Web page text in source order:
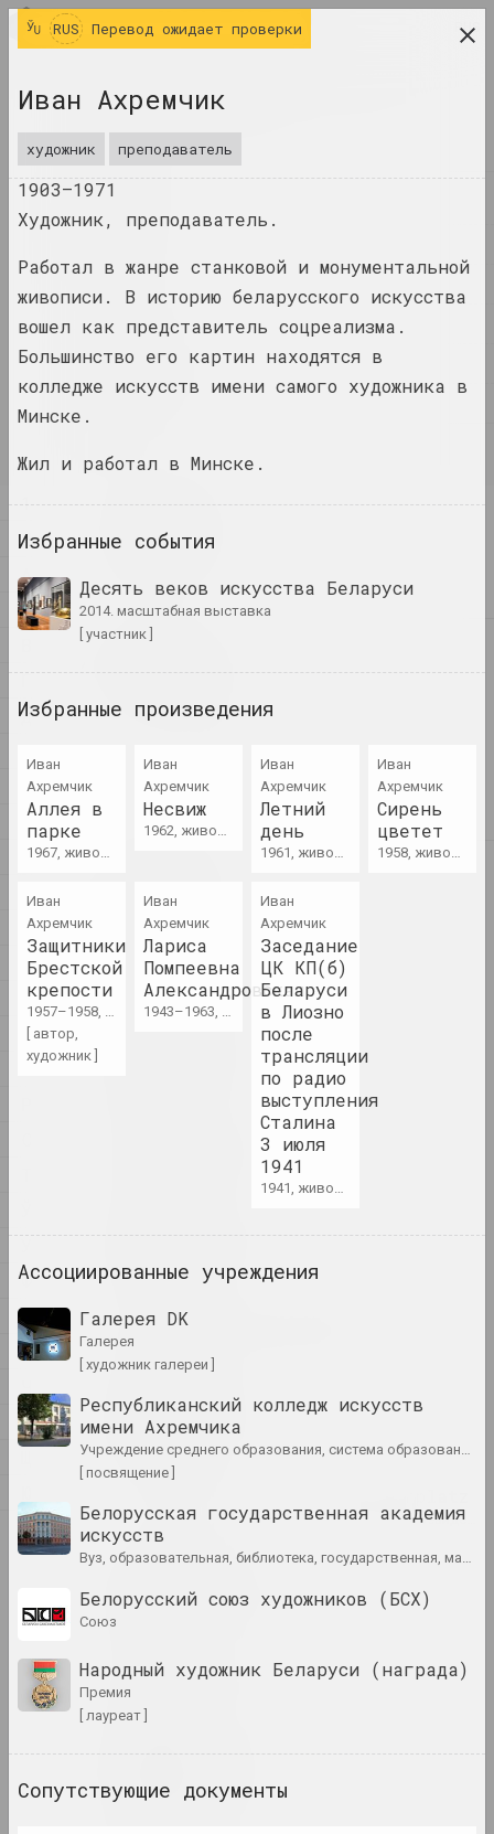
современного искусства
ЖУРНАЛ
ИНДЕКС
СОБЫТИЯ
ПРОИЗВЕДЕНИЯ
ИНФО
RUS
1
4
А
Б
Г
Д
Ж
З
И
К
Л
М
Н
О
Ф
Х
Ц
Ш
Я
1 дуэт
4
А.Р.Ч.
художник, писатель, музыкант
A&V Art Gallery
Виктор Аберамок
Тихон Абрамов
Заир Азгур
художник
исследовательская институция,
выставочная площадка, галерея
Роман Аксёнов
Владимир Акулов
художник
RUS Перевод ожидает проверки
Иван Ахремчик
художник преподаватель
1903–1971
Художник, преподаватель.
Работал в жанре станковой и монументальной
живописи. В историю беларусского искусства
вошел как представитель соцреализма.
Большинство его картин находятся в
колледже искусств имени самого художника в
Минске.
Жил и работал в Минске.
Избранные события
Десять веков искусства Беларуси
2014. масштабная выставка
[ участник ]
Избранные произведения
Иван
Ахремчик
Аллея в
парке
1967, живопись
Иван
Ахремчик
Несвиж
1962, живопись
Иван
Ахремчик
Летний
день
1961, живопись
Иван
Ахремчик
Сирень
цветет
1958, живопись
Иван
Ахремчик
Защитники
Брестской
крепости
1957–1958, живопись
[ автор,
художник ]
Иван
Ахремчик
Лариса
Помпеевна
Александровская
1943–1963, живопись
Иван
Ахремчик
Заседание
ЦК КП(б)
Беларуси
в Лиозно
после
трансляции
по радио
выступления
Сталина
3 июля
1941
1941, живопись
Ассоциированные учреждения
Галерея DK
галерея
[ художник галереи ]
Республиканский колледж искусств
имени Ахремчика
учреждение среднего образования, система образования, государственная
[ посвящение ]
Белорусская государственная академия
искусств
вуз, образовательная, библиотека, государственная, мастерская
Белорусский союз художников (БСХ)
союз
Народный художник Беларуси (награда)
премия
[ лауреат ]
Сопутствующие документы